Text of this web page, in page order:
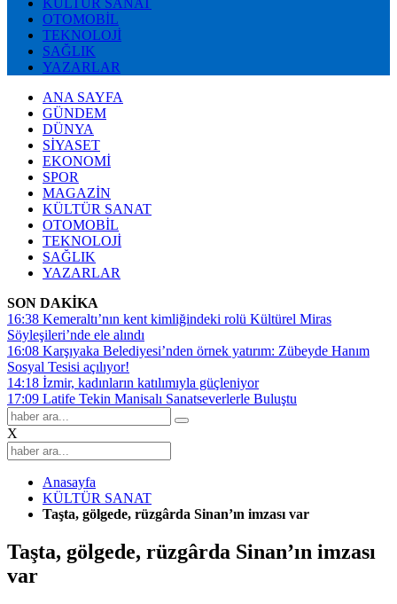
KÜLTÜR SANAT
OTOMOBİL
TEKNOLOJİ
SAĞLIK
YAZARLAR
ANA SAYFA
GÜNDEM
DÜNYA
SİYASET
EKONOMİ
SPOR
MAGAZİN
KÜLTÜR SANAT
OTOMOBİL
TEKNOLOJİ
SAĞLIK
YAZARLAR
SON DAKİKA
16:38 Kemeraltı’nın kent kimliğindeki rolü Kültürel Miras
Söyleşileri’nde ele alındı
16:08 Karşıyaka Belediyesi’nden örnek yatırım: Zübeyde Hanım
Sosyal Tesisi açılıyor!
14:18 İzmir, kadınların katılımıyla güçleniyor
17:09 Latife Tekin Manisalı Sanatseverlerle Buluştu
X
Anasayfa
KÜLTÜR SANAT
Taşta, gölgede, rüzgârda Sinan’ın imzası var
Taşta, gölgede, rüzgârda Sinan’ın imzası
var